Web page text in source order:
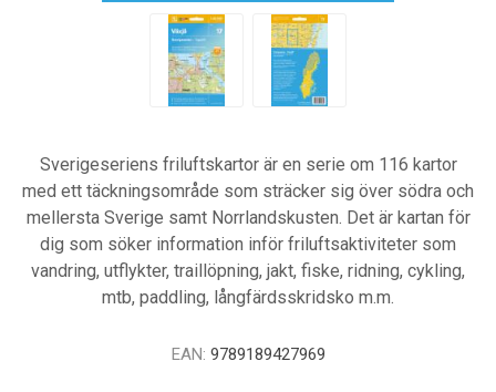
Sverigeseriens friluftskartor är en serie om 116 kartor
med ett täckningsområde som sträcker sig över södra och
mellersta Sverige samt Norrlandskusten. Det är kartan för
dig som söker information inför friluftsaktiviteter som
vandring, utflykter, traillöpning, jakt, fiske, ridning, cykling,
mtb, paddling, långfärdsskridsko m.m.
EAN: 9789189427969